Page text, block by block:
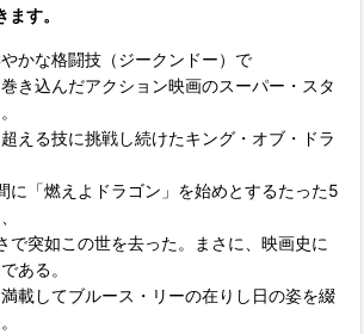
す。
かな格闘技（ジークンドー）で
き込んだアクション映画のスーパー・スタ
える技に挑戦し続けたキング・オブ・ドラ
に「燃えよドラゴン」を始めとするたった5
で突如この世を去った。まさに、映画史に
ある。
載してブルース・リーの在りし日の姿を綴